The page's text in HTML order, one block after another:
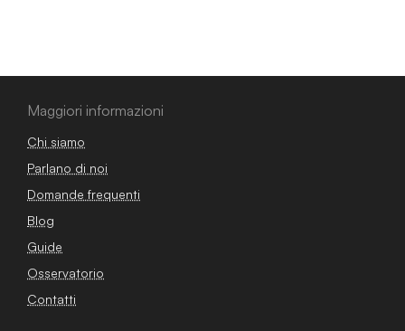
Maggiori informazioni
Chi siamo
Parlano di noi
Domande frequenti
Blog
Guide
Osservatorio
Contatti